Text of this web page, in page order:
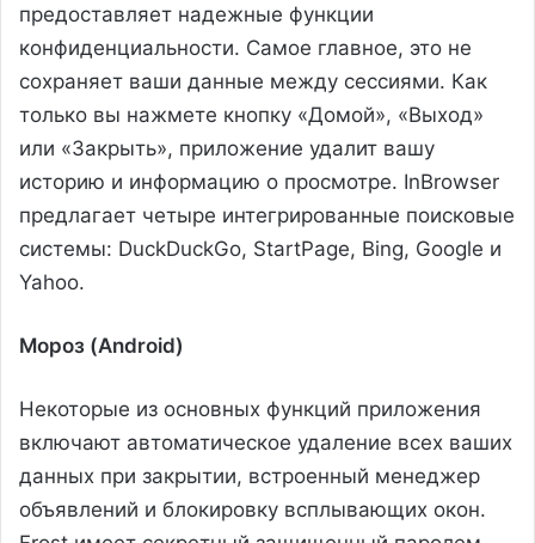
предоставляет надежные функции
конфиденциальности. Самое главное, это не
сохраняет ваши данные между сессиями. Как
только вы нажмете кнопку «Домой», «Выход»
или «Закрыть», приложение удалит вашу
историю и информацию о просмотре. InBrowser
предлагает четыре интегрированные поисковые
системы: DuckDuckGo, StartPage, Bing, Google и
Yahoo.
Мороз (Android)
Некоторые из основных функций приложения
включают автоматическое удаление всех ваших
данных при закрытии, встроенный менеджер
объявлений и блокировку всплывающих окон.